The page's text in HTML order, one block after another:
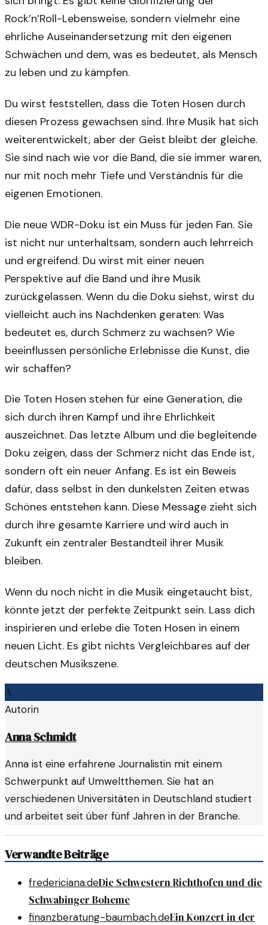
Rock’n’Roll-Lebensweise, sondern vielmehr eine
ehrliche Auseinandersetzung mit den eigenen
Schwächen und dem, was es bedeutet, als Mensch
zu leben und zu kämpfen.
Du wirst feststellen, dass die Toten Hosen durch
diesen Prozess gewachsen sind. Ihre Musik hat sich
weiterentwickelt, aber der Geist bleibt der gleiche.
Sie sind nach wie vor die Band, die sie immer waren,
nur mit noch mehr Tiefe und Verständnis für die
eigenen Emotionen.
Die neue WDR-Doku ist ein Muss für jeden Fan. Sie
ist nicht nur unterhaltsam, sondern auch lehrreich
und ergreifend. Du wirst mit einer neuen
Perspektive auf die Band und ihre Musik
zurückgelassen. Wenn du die Doku siehst, wirst du
vielleicht auch ins Nachdenken geraten: Was
bedeutet es, durch Schmerz zu wachsen? Wie
beeinflussen persönliche Erlebnisse die Kunst, die
wir schaffen?
Die Toten Hosen stehen für eine Generation, die
sich durch ihren Kampf und ihre Ehrlichkeit
auszeichnet. Das letzte Album und die begleitende
Doku zeigen, dass der Schmerz nicht das Ende ist,
sondern oft ein neuer Anfang. Es ist ein Beweis
dafür, dass selbst in den dunkelsten Zeiten etwas
Schönes entstehen kann. Diese Message zieht sich
durch ihre gesamte Karriere und wird auch in
Zukunft ein zentraler Bestandteil ihrer Musik
bleiben.
Wenn du noch nicht in die Musik eingetaucht bist,
könnte jetzt der perfekte Zeitpunkt sein. Lass dich
inspirieren und erlebe die Toten Hosen in einem
neuen Licht. Es gibt nichts Vergleichbares auf der
deutschen Musikszene.
A
Autorin
Anna Schmidt
Anna ist eine erfahrene Journalistin mit einem
Schwerpunkt auf Umweltthemen. Sie hat an
verschiedenen Universitäten in Deutschland studiert
und arbeitet seit über fünf Jahren in der Branche.
Verwandte Beiträge
fredericiana.deDie Schwestern Richthofen und die
Schwabinger Boheme
finanzberatung-baumbach.deEin Konzert in der